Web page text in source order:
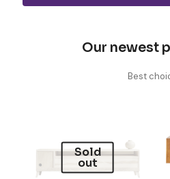
Our newest
Best
Sold
out